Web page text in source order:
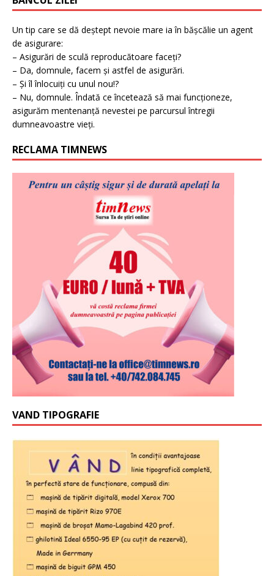
Un tip care se dă deștept nevoie mare ia în bășcălie un agent
de asigurare:
– Asigurări de sculă reproducătoare faceți?
– Da, domnule, facem și astfel de asigurări.
– Și îl înlocuiți cu unul nou!?
– Nu, domnule. Îndată ce încetează să mai funcționeze,
asigurăm mentenanță nevestei pe parcursul întregii
dumneavoastre vieți.
RECLAMA TIMNEWS
VAND TIPOGRAFIE